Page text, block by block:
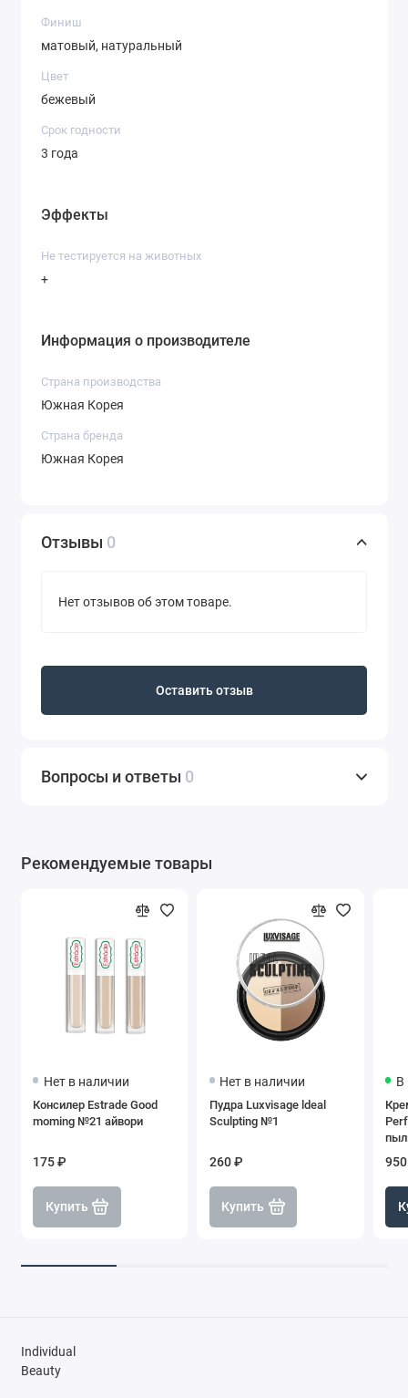
Финиш
матовый, натуральный
Цвет
бежевый
Срок годности
3 года
Эффекты
Не тестируется на животных
+
Информация о производителе
Страна производства
Южная Корея
Страна бренда
Южная Корея
Отзывы 0
Нет отзывов об этом товаре.
Оставить отзыв
Вопросы и ответы 0
Рекомендуемые товары
Нет в наличии
Консилер Estrade Good
moming №21 айвори
175 ₽
Купить
Нет в наличии
Пудра Luxvisage ldeal
Sculpting №1
260 ₽
Купить
В
Individual
Beauty